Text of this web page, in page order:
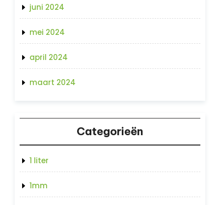
juni 2024
mei 2024
april 2024
maart 2024
Categorieën
1 liter
1mm